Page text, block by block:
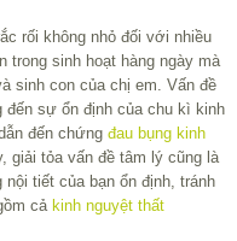
rối không nhỏ đối với nhiều
trong sinh hoạt hàng ngày mà
sinh con của chị em. Vấn đề
đến sự ổn định của chu kì kinh
đến chứng đau bụng kinh
giải tỏa vấn đề tâm lý cũng là
tiết của bạn ổn định, tránh
cả kinh nguyệt thất